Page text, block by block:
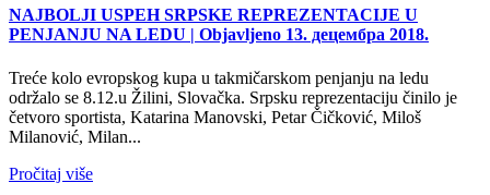
NAJBOLJI USPEH SRPSKE REPREZENTACIJE U
PENJANJU NA LEDU
| Objavljeno 13. децембра 2018.
Treće kolo evropskog kupa u takmičarskom penjanju na ledu
održalo se 8.12.u Žilini, Slovačka. Srpsku reprezentaciju činilo je
četvoro sportista, Katarina Manovski, Petar Čičković, Miloš
Milanović, Milan...
Pročitaj više